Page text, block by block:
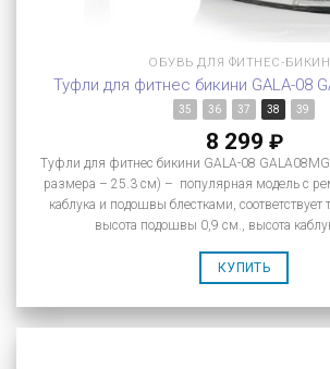
ОБУВЬ ДЛЯ ФИТНЕС-
Туфли для фитнес бикини GALA-08
35 36 37 38 39
8 299 ₽
Туфли для фитнес бикини GALA-08
размера – 25.3 см) – популярная модель с
каблука и подошвы блестками, соответствует
высота подошвы 0,9 см., высота
КУПИТЬ